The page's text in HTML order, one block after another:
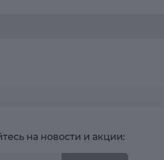
на новости и акции: